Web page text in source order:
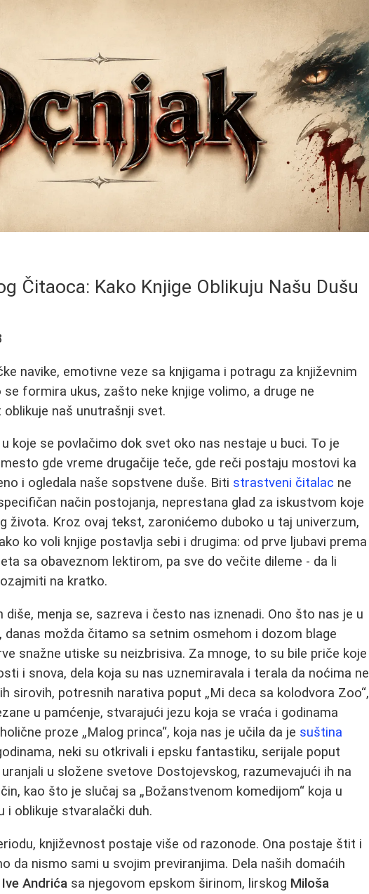
Čitaoca: Kako Knjige Oblikuju Našu Dušu
navike, emotivne veze sa knjigama i potragu za književnim
formira ukus, zašto neke knjige volimo, a druge ne
naš unutrašnji svet.
koje se povlačimo dok svet oko nas nestaje u buci. To je
gde vreme drugačije teče, gde reči postaju mostovi ka
i ogledala naše sopstvene duše. Biti strastveni čitalac ne
način postojanja, neprestana glad za iskustvom koje
života. Kroz ovaj tekst, zaronićemo duboko u taj univerzum,
ko voli knjige postavlja sebi i drugima: od prve ljubavi prema
sa obaveznom lektirom, pa sve do večite dileme - da li
na kratko.
diše, menja se, sazreva i često nas iznenadi. Ono što nas je u
danas možda čitamo sa setnim osmehom i dozom blage
snažne utiske su neizbrisiva. Za mnoge, to su bile priče koje
i snova, dela koja su nas uznemiravala i terala da noćima ne
sirovih, potresnih narativa poput „Mi deca sa kolodvora Zoo“,
u pamćenje, stvarajući jezu koja se vraća i godinama
proze „Malog princa“, koja nas je učila da je suština
neki su otkrivali i epsku fantastiku, serijale poput
u složene svetove Dostojevskog, razumevajući ih na
kao što je slučaj sa „Božanstvenom komedijom“ koja u
oblikuje stvaralački duh.
književnost postaje više od razonode. Ona postaje štit i
da nismo sami u svojim previranjima. Dela naših domaćih
Ive Andrića sa njegovom epskom širinom, lirskog Miloša